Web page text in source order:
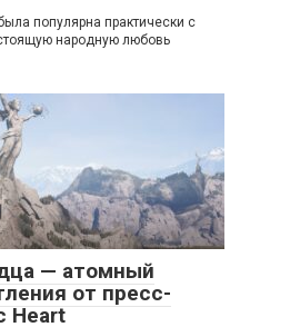
популярна практически с
народную любовь
— атомный
от пресс-
Heart